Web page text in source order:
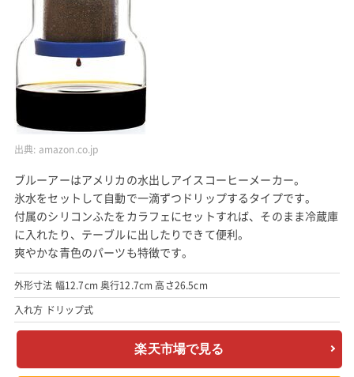
出典: amazon.co.jp
ブルーアーはアメリカの水出しアイスコーヒーメーカー。
氷水をセットして自動で一滴ずつドリップするタイプです。
付属のシリコンふたをカラフェにセットすれば、そのまま冷蔵庫
に入れたり、テーブルに出したりできて便利。
爽やかな青色のパーツも特徴です。
外形寸法 幅12.7cm 奥行12.7cm 高さ26.5cm
入れ方 ドリップ式
楽天市場で見る